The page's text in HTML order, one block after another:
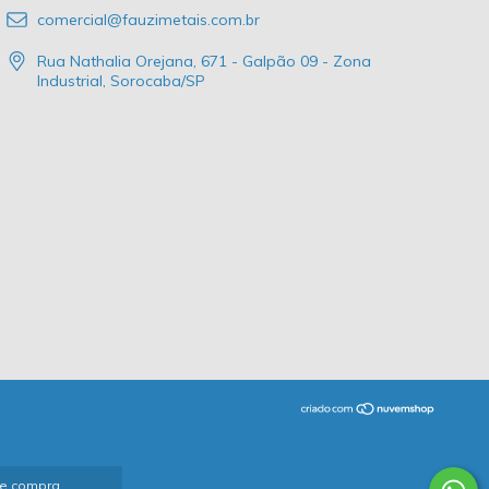
compra.
comercial@fauzimetais.com.br
Rua Nathalia Orejana, 671 - Galpão 09 - Zona
Industrial, Sorocaba/SP